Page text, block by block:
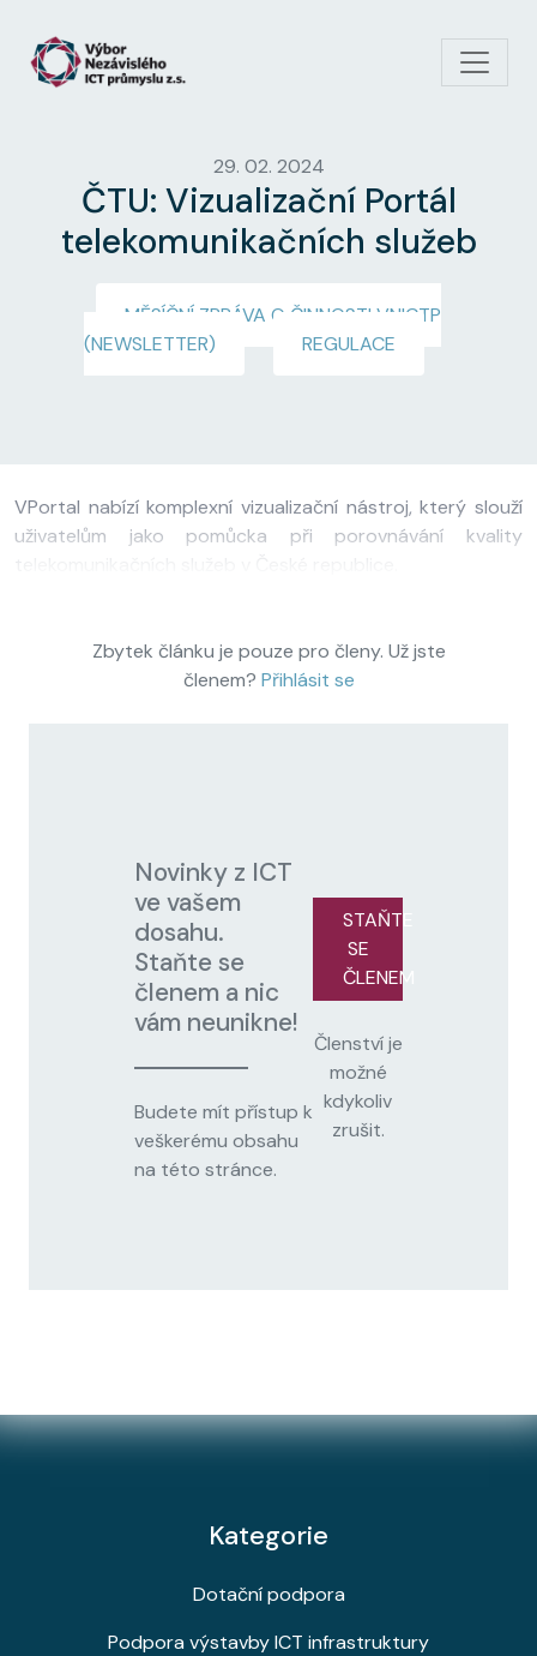
29. 02. 2024
ČTU: Vizualizační Portál
telekomunikačních služeb
MĚSÍČNÍ ZPRÁVA O ČINNOSTI VNICTP
(NEWSLETTER)
REGULACE
VPortal nabízí komplexní vizualizační nástroj, který slouží
uživatelům jako pomůcka při porovnávání kvality
Zbytek článku je pouze pro členy. Už jste
členem? Přihlásit se
Novinky z ICT
ve vašem
dosahu.
Staňte se
členem a nic
vám neunikne!
Budete mít přístup k
veškerému obsahu
na této stránce.
STAŇTE
SE
ČLENEM
Členství je
možné
kdykoliv
zrušit.
Kategorie
Dotační podpora
Podpora výstavby ICT infrastruktury